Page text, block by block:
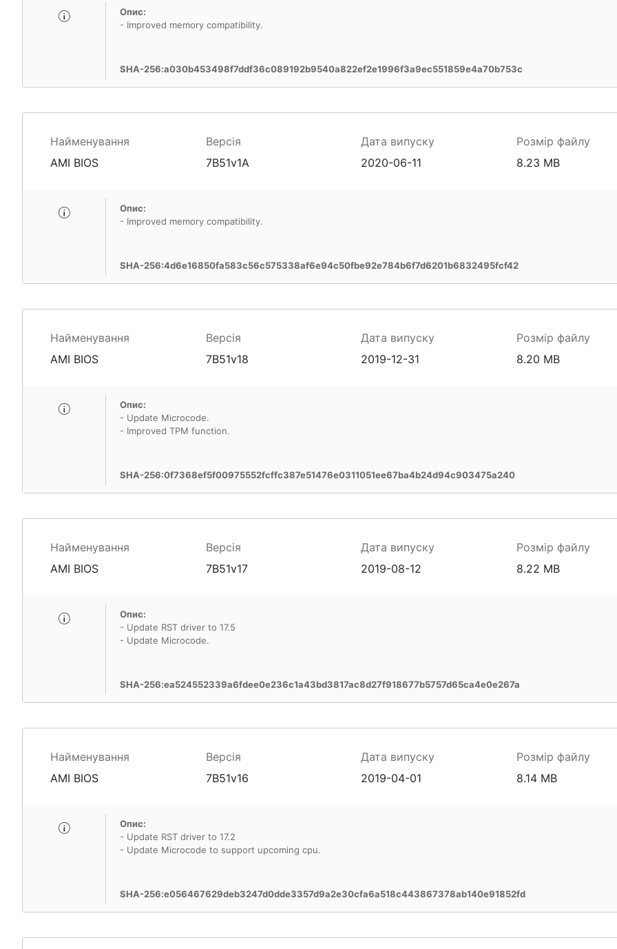
Опис:
- Improved memory compatibility.
SHA-256:a030b453498f7ddf36c089192b9540a822ef2e1996f3a9ec551859e4a70b753c
Найменування Версія Дата випуску Розмір файлу
AMI BIOS 7B51v1A 2020-06-11 8.23 MB
Опис:
- Improved memory compatibility.
SHA-256:4d6e16850fa583c56c575338af6e94c50fbe92e784b6f7d6201b6832495fcf42
Найменування Версія Дата випуску Розмір файлу
AMI BIOS 7B51v18 2019-12-31 8.20 MB
Опис:
- Update Microcode.
- Improved TPM function.
SHA-256:0f7368ef5f00975552fcffc387e51476e0311051ee67ba4b24d94c903475a240
Найменування Версія Дата випуску Розмір файлу
AMI BIOS 7B51v17 2019-08-12 8.22 MB
Опис:
- Update RST driver to 17.5
SHA-256:ea524552339a6fdee0e236c1a43bd3817ac8d27f918677b5757d65ca4e0e267a
Найменування Версія Дата випуску Розмір файлу
AMI BIOS 7B51v16 2019-04-01 8.14 MB
Опис:
- Update RST driver to 17.2
- Update Microcode to support upcoming cpu.
SHA-256:e056467629deb3247d0dde3357d9a2e30cfa6a518c443867378ab140e91852fd